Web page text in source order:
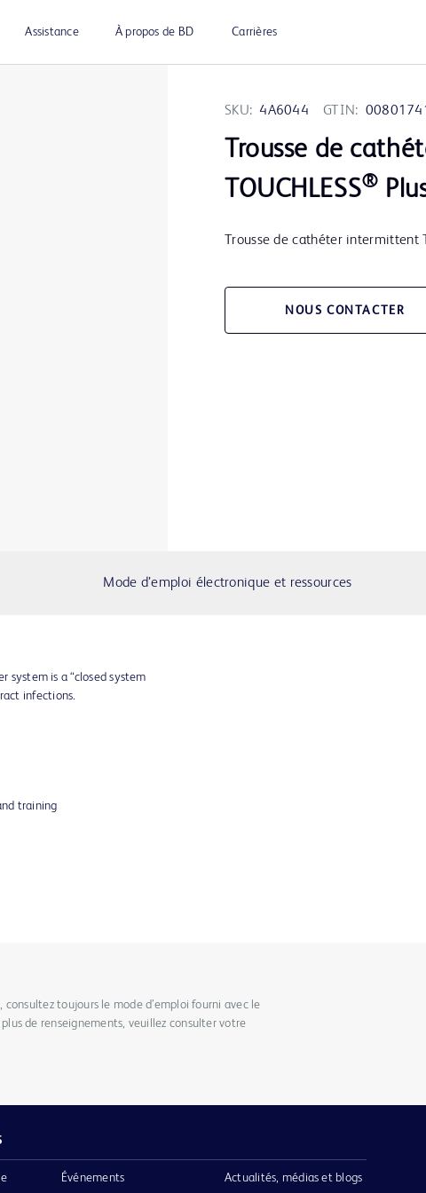
Assistance À propos de BD Carrières
SKU: 4A6044 GTIN:
Trousse de
TOUCHLESS®
Trousse de cathéter intermittent
NOUS CONTACTER
Mode d’emploi électronique et ressources
system is a “closed system
infections.
training
toujours le mode d’emploi fourni avec le
de renseignements, veuillez consulter votre
Événements Actualités, médias et blogs